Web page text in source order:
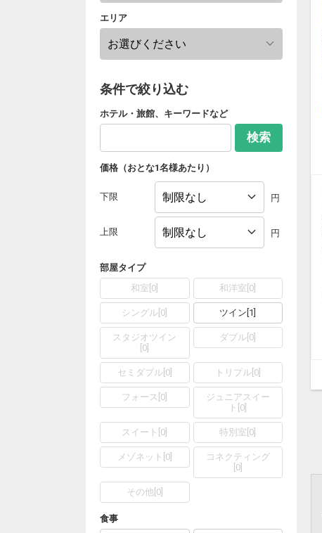
エリア
条件で絞り込む
ホテル・旅館、キーワードなど
検索
価格（おとな1名様あたり）
下限 円
上限 円
部屋タイプ
和室 0 和洋室 0
シングル 0 ツイン 1
スタジオツイン
0
ダブル 0
セミダブル[ 0] トリプル[ 0]
フォース 0
ジュニアスイー
ト 0
スイート 0 特別室 0
メゾネット 0]
コネクティング
0]
その他[ 0]
食事